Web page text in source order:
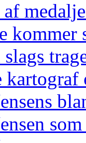
kommer
kartograf